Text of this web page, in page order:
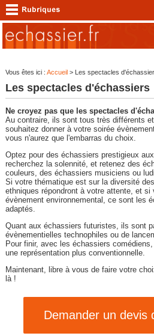
Vous êtes ici : Accueil> Les spectacles
Les spectacles d'échassiers
Ne croyez pas que les spectacles
Au contraire, ils sont tous très différents
souhaitez donner à votre soirée
vous n'aurez que l'embarras du choix.
Optez pour des échassiers prestigieux
recherchez la solennité, et retenez des
couleurs, des échassiers musiciens ou
Si votre thématique est sur la diversité
ethniques répondront à votre attente, et
évènement environnemental, ce sont les
adaptés.
Quant aux échassiers futuristes, ils sont
évènementielles technophiles ou de
Pour finir, avec les échassiers
une représentation plus conventionnelle.
Maintenant, libre à vous de faire votre
là !
Demander un devis